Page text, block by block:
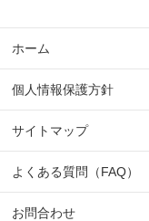
ホーム
個人情報保護方針
サイトマップ
よくある質問（FAQ）
お問合わせ